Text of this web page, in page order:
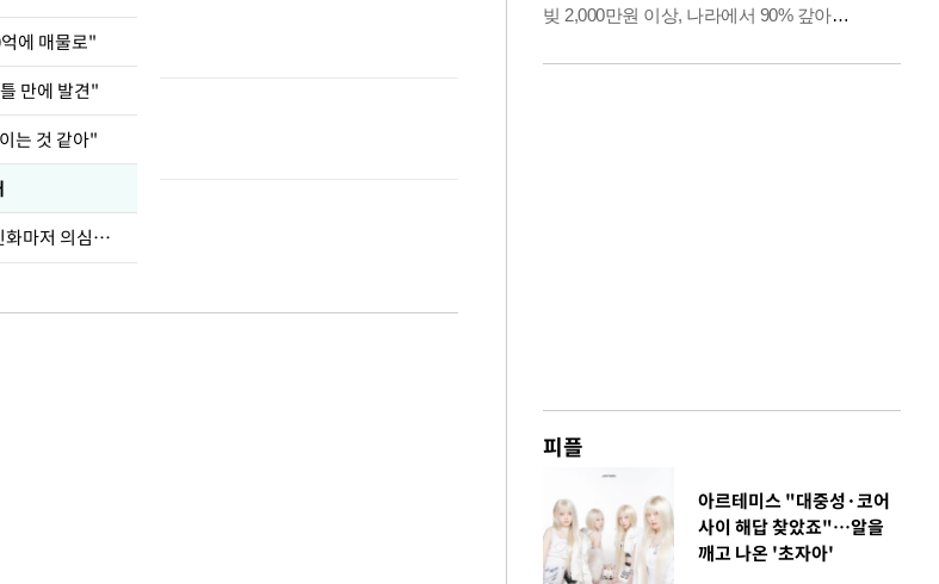
에 매물로"
만에 발견"
는 것 같아"
심판 성접대 경기 '5승2무'…4강신화마저 의심받아
피플
아르테미스 "대중성·코어
사이 해답 찾았죠"…알을
깨고 나온 '초자아'